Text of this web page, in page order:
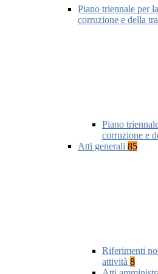
Piano triennale per
corruzione e della
Piano
corruzione e
Atti generali 85
Riferimenti
attività 8